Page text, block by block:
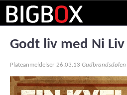
Godt liv med Ni Liv
Plateanmeldelser 26.03.13 Gudbrandsdølen